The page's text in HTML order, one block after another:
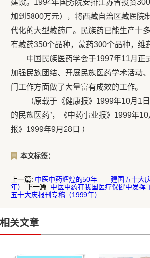
建设。1994年国务院安排江苏省投资
加到5800万元），将西藏自治区藏医院
代化的大型藏药厂。民族药已能生产十
有藏药350个品种，蒙药300个品种，维
中国民族医药学会于1997年11月正
加强民族团结、开展民族医药学术活动
门工作方面做了大量富有成效的工作。
（原载于《健康报》1999年10月1日
的民族医药”，《中药事业报》1999年
报》1999年9月28日 ）
本文标签：
上一篇: 中医中药辉煌的50年——建国五十大
年）
下一篇: 中医中药在我国医疗保健中发挥
五十大庆报刊专稿（1999年）
相关文章